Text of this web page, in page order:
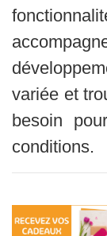
variée et
besoin
conditions.